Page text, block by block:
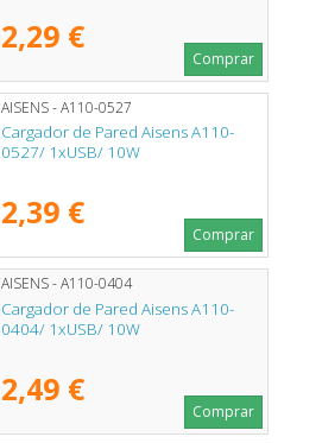
2,29 €
Comprar
AISENS - A110-0527
Cargador de Pared Aisens A110-
0527/ 1xUSB/ 10W
2,39 €
Comprar
AISENS - A110-0404
Cargador de Pared Aisens A110-
0404/ 1xUSB/ 10W
2,49 €
Comprar